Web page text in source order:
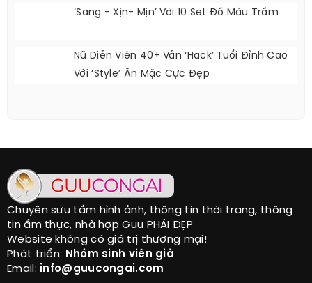
‘Sang - Xịn- Mịn’ Với 10 Set Đồ Màu Trầm
Nữ Diễn Viên 40+ Vẫn ‘hack’ Tuổi Đỉnh Cao
Với ‘style’ Ăn Mặc Cực Đẹp
Chuyên sưu tầm hình ảnh, thông tin thời trang, thông
tin ẩm thực, nhà hợp Guu PHÁI ĐẸP
Website không có giá trị thương mại!
Phát triển: Nhóm sinh viên già
Email: info@guucongai.com